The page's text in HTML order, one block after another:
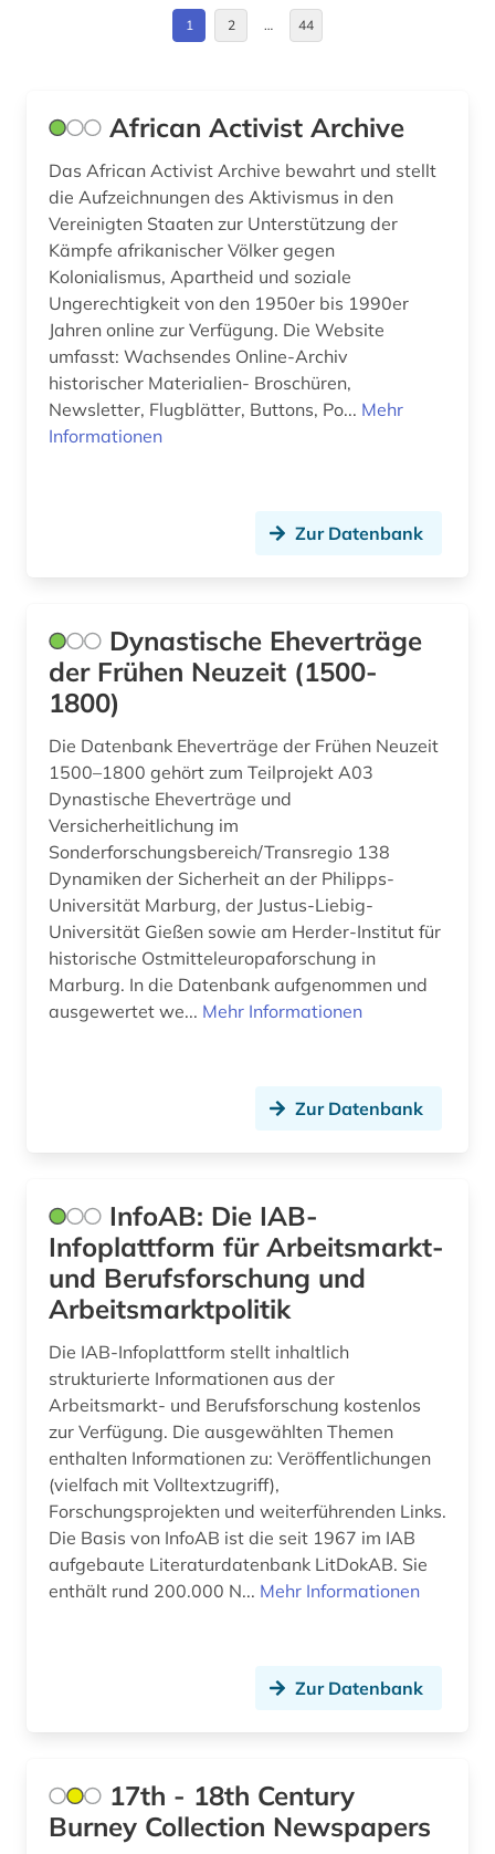
anthropogene klimaänderung (1)
apartheid (3)
arabische staaten (2)
arabische welt (1)
arabischer frühling (1)
arabistik (2)
arbeit (8)
arbeitsbedingungen (1)
arbeitsbedingungen und -politik (1)
arbeitskampf (1)
arbeitslosigkeit (1)
arbeitsmarkt (1)
arbeitsmarktforschung (2)
arbeitsmarktpolitik (1)
arbeitsrecht (1)
argentinien (3)
arktis (1)
armenien (4)
asean (1)
aserbaidschan (1)
asiatische studien (1)
asien (6)
asien-pazifik (1)
asienforschung (2)
asylbewerberleistungsrecht (1)
asylverfahren (2)
Deutschland (85)
Finnland (1)
Frankreich (16)
GUS (17)
Griechenland (1)
Großbritannien (41)
Hamburg (3)
Italien (4)
Jugoslawien (7)
Kanada (11)
Korea (2)
Kroatien (7)
Lettland (6)
Liechtenstein (1)
Litauen (7)
Moldawien (7)
Montenegro (7)
Niedersachsen (4)
Nordamerika (5)
Nordrhein-Westfalen (6)
Norwegen (4)
Oesterreich (10)
Osmanisches Reich (1)
Ostmitteleuropa (10)
Polen (11)
1 2 … 44
African Activist Archive
Das African Activist Archive bewahrt und stellt
die Aufzeichnungen des Aktivismus in den
Vereinigten Staaten zur Unterstützung der
Kämpfe afrikanischer Völker gegen
Kolonialismus, Apartheid und soziale
Ungerechtigkeit von den 1950er bis 1990er
Jahren online zur Verfügung. Die Website
umfasst: Wachsendes Online-Archiv
historischer Materialien- Broschüren,
Newsletter, Flugblätter, Buttons, Po... Mehr
Informationen
Zur Datenbank
Dynastische Eheverträge
der Frühen Neuzeit (1500-
1800)
Die Datenbank Eheverträge der Frühen Neuzeit
1500–1800 gehört zum Teilprojekt A03
Dynastische Eheverträge und
Versicherheitlichung im
Sonderforschungsbereich/Transregio 138
Dynamiken der Sicherheit an der Philipps-
Universität Marburg, der Justus-Liebig-
Universität Gießen sowie am Herder-Institut für
historische Ostmitteleuropaforschung in
Marburg. In die Datenbank aufgenommen und
ausgewertet we... Mehr Informationen
Zur Datenbank
InfoAB: Die IAB-
Infoplattform für Arbeitsmarkt-
und Berufsforschung und
Arbeitsmarktpolitik
Die IAB-Infoplattform stellt inhaltlich
strukturierte Informationen aus der
Arbeitsmarkt- und Berufsforschung kostenlos
zur Verfügung. Die ausgewählten Themen
enthalten Informationen zu: Veröffentlichungen
(vielfach mit Volltextzugriff),
Forschungsprojekten und weiterführenden Links.
Die Basis von InfoAB ist die seit 1967 im IAB
aufgebaute Literaturdatenbank LitDokAB. Sie
enthält rund 200.000 N... Mehr Informationen
Zur Datenbank
17th - 18th Century
Burney Collection Newspapers